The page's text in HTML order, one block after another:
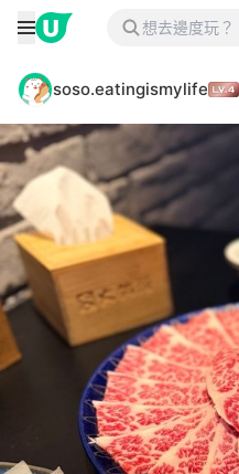
soso.eatingismylife